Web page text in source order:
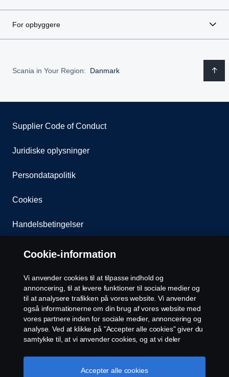
For opbyggere
Scania in Your Region: Danmark
Supplier Code of Conduct
Juridiske oplysninger
Persondatapolitik
Cookies
Handelsbetingelser
Kontakt os
Whistleblowing
EU Datalicensaftale
Cookie-indstillinger
Cookie-information
Vi anvender cookies til at tilpasse indhold og
annoncering, til at levere funktioner til sociale medier og
til at analysere trafikken på vores website. Vi anvender
også informationerne om din brug af vores website med
vores partnere inden for sociale medier, annoncering og
analyse. Ved at klikke på "Accepter alle cookies" giver du
samtykke til, at vi anvender cookies, og at vi deler
vi bruger cookies, kan du besøge vores afsnit om
cookies, som du kan finde ved enten at klikke på linket
Accepter alle cookies